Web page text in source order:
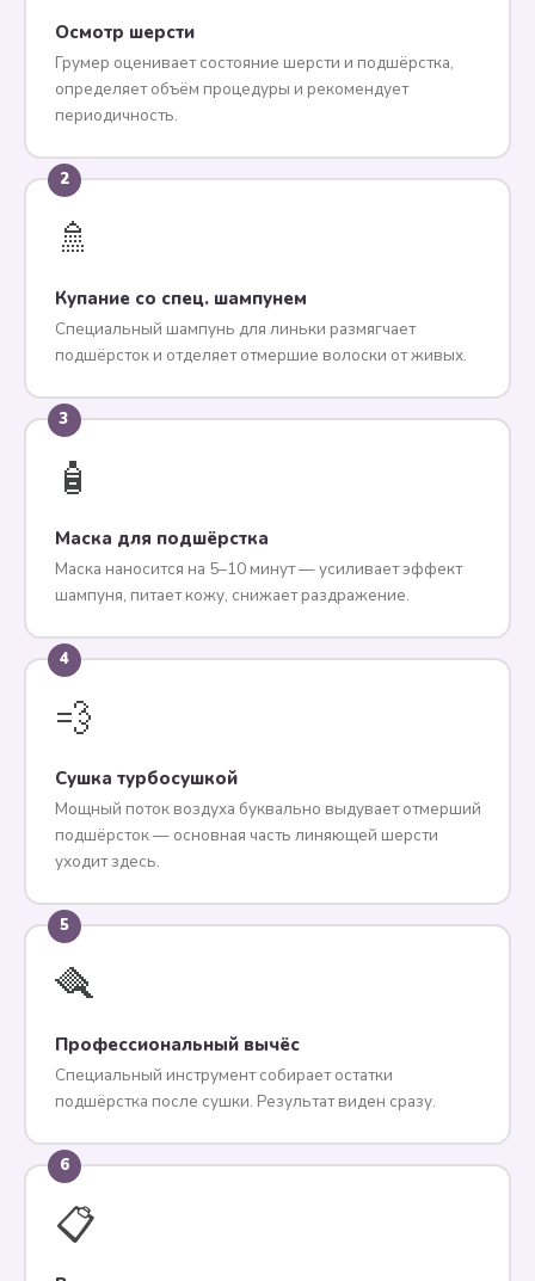
Осмотр шерсти
Грумер оценивает состояние шерсти и подшёрстка,
определяет объём процедуры и рекомендует
периодичность.
2
🚿
Купание со спец. шампунем
Специальный шампунь для линьки размягчает
подшёрсток и отделяет отмершие волоски от живых.
3
🧴
Маска для подшёрстка
Маска наносится на 5–10 минут — усиливает эффект
шампуня, питает кожу, снижает раздражение.
4
💨
Сушка турбосушкой
Мощный поток воздуха буквально выдувает отмерший
подшёрсток — основная часть линяющей шерсти
уходит здесь.
5
🪮
Профессиональный вычёс
Специальный инструмент собирает остатки
подшёрстка после сушки. Результат виден сразу.
6
📋